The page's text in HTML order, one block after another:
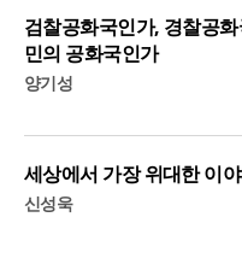
검찰공화국인가, 경찰공
민의 공화국인가
양기성
세상에서 가장 위대한 이
신성욱